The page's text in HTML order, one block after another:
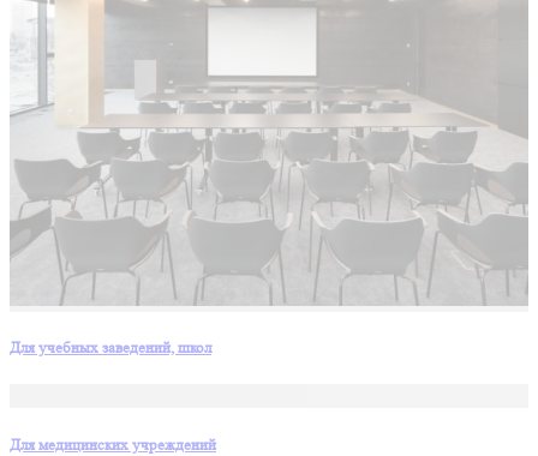
Для учебных заведений, школ
Для медицинских учреждений